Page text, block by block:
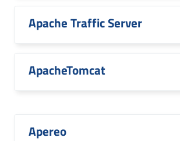
Apache Traffic Server
ApacheTomcat
Apereo